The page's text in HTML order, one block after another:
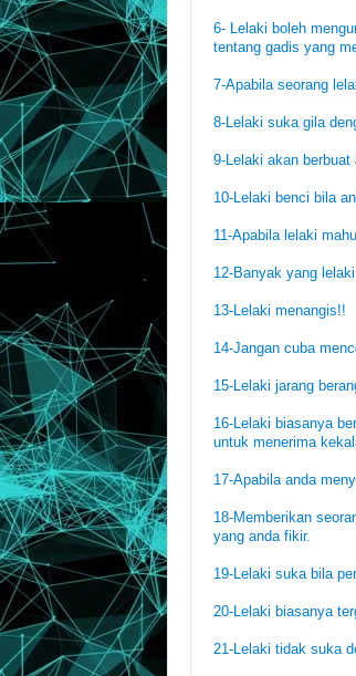
6- Lelaki boleh
tentang gadis yang
7-Apabila seorang
8-Lelaki suka gila
9-Lelaki akan berbuat
10-Lelaki benci bila
11-Apabila lelaki
12-Banyak yang
13-Lelaki menangis!!
14-Jangan cuba
15-Lelaki jarang
16-Lelaki biasanya
untuk menerima
17-Apabila anda
18-Memberikan
yang anda fikir.
19-Lelaki suka bila
20-Lelaki biasanya
21-Lelaki tidak suka